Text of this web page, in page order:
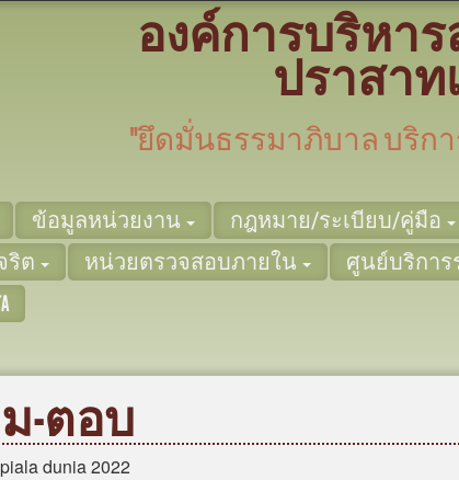
องค์การบริหา
ปราสาท
"ยึดมั่นธรรมาภิบาล บริก
ข้อมูลหน่วยงาน กฎหมาย/ระเบียบ/คู่มือ
ริต
หน่วยตรวจสอบภายใน ศูนย์บริการร่
-ตอบ
dunia 2022